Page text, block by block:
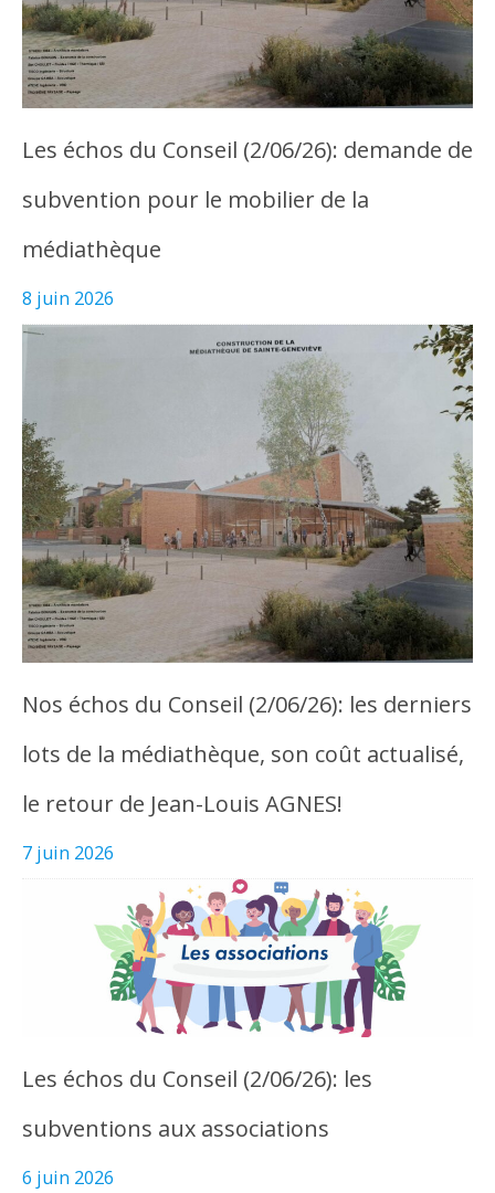
Les échos du Conseil (2/06/26): demande de
subvention pour le mobilier de la
médiathèque
8 juin 2026
Nos échos du Conseil (2/06/26): les derniers
lots de la médiathèque, son coût actualisé,
le retour de Jean-Louis AGNES!
7 juin 2026
Les échos du Conseil (2/06/26): les
subventions aux associations
6 juin 2026